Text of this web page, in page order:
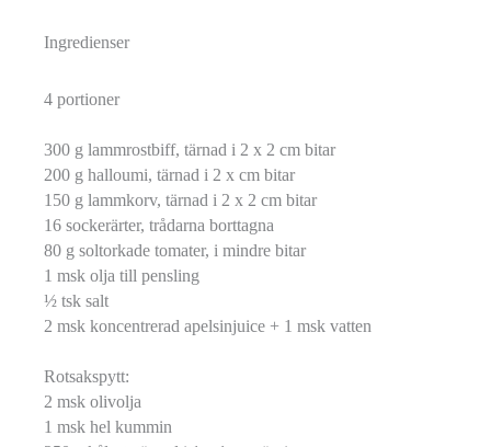
Ingredienser
4 portioner
300 g lammrostbiff, tärnad i 2 x 2 cm bitar
200 g halloumi, tärnad i 2 x cm bitar
150 g lammkorv, tärnad i 2 x 2 cm bitar
16 sockerärter, trådarna borttagna
80 g soltorkade tomater, i mindre bitar
1 msk olja till pensling
½ tsk salt
2 msk koncentrerad apelsinjuice + 1 msk vatten
Rotsakspytt:
2 msk olivolja
1 msk hel kummin